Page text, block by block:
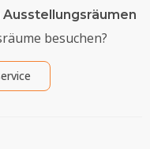
besuchen?